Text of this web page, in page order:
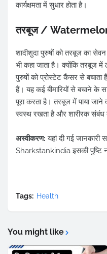
कार्यक्षमता में सुधार होता है।
तरबूज /
शादीशुदा पुरुषों को तरबूज का
भी कहा जाता है। क्योंकि तरबूज में
पुरुषों को प्रोस्टेट कैंसर से बचाता
हैं। यह कई बीमारियों से बचाने के
पूरा करता है। तरबूज में पाया जाने
स्वस्थ रखता है और शारीरक संबंध
अस्वीकरण: यहां दी गई जानकारी
Sharkstankindia इसकी पुष्टि
Tags: Health
You might like